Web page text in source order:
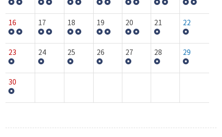
16 17 18 19 20 21 22
23 24 25 26 27 28 29
30